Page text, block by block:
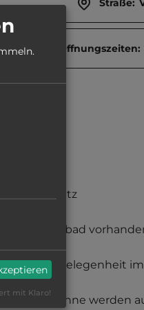
Öffnungszeiten:
Grillplatz
Hallenbad
Badegelegenheit
Gespanne werden
mit Klaro!